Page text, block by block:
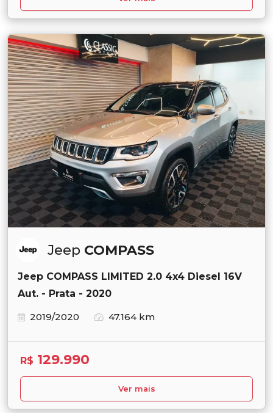
Jeep COMPASS
Jeep COMPASS LIMITED 2.0 4x4 Diesel 16V
Aut. - Prata - 2020
2019/2020
47.164 km
R$ 129.990
Ver mais